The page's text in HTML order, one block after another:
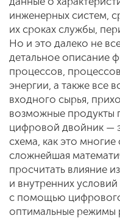
инженерных систем,
их сроках службы,
Но и это далеко не
детальное описание
процессов,
энергии, а также все
входного сырья,
возможные продукты
цифровой двойник —
схема, как это многие
сложнейшая
просчитать влияние
и внутренних
с помощью
оптимальные режимы